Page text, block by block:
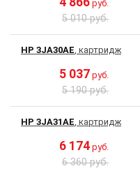
руб.
5 010 руб.
HP 3JA30AE, картридж
5 037 руб.
5 190 руб.
HP 3JA31AE, картридж
6 174 руб.
6 360 руб.